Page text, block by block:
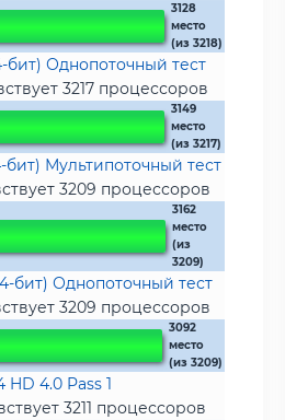
3128
место
(из 3218)
бит) Однопоточный тест
3217 процессоров
3149
место
(из 3217)
бит) Мультипоточный тест
3209 процессоров
3162
место
(из
3209)
бит) Однопоточный тест
3209 процессоров
3092
место
(из 3209)
HD 4.0 Pass 1
3211 процессоров